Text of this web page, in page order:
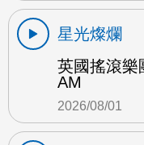
星光燦爛
英國搖滾樂
AM
2026/08/01